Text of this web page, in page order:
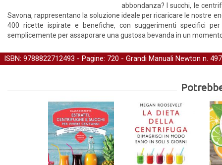
abbondanza? I succhi, le
Savona, rappresentano la soluzione ideale per ricaricare le nostre
400 ricette ispirate e benefiche, con suggerimenti specifici
semplicemente per assaporare una gustosa bevanda in un
ISBN: 9788822712493 - Pagine: 720 - Grandi Manuali Newton n.